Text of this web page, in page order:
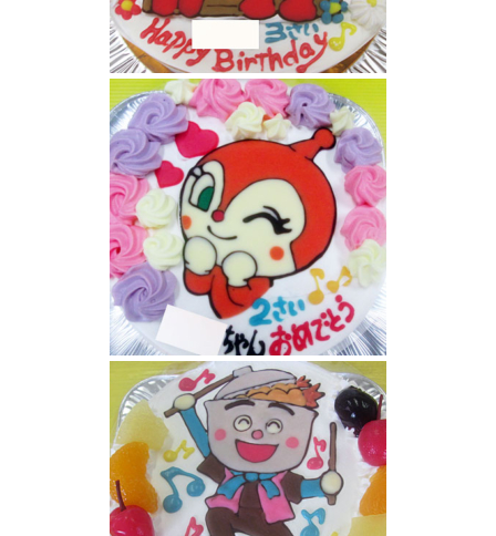
ドキンちゃんケーキ